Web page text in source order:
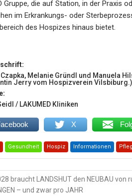
Gruppe, die auf Station, in der Praxis
im Erkrankungs- oder
des Hospizes hinaus bietet.
Melanie Gründl und Manuela
Jerry vom Hospizverein Vilsbiburg.)
/ LAKUMED Kliniken
X
Gesundheit Hospiz Informationen
braucht LANDSHUT den NEUBAU von
– und zwar pro JAHR